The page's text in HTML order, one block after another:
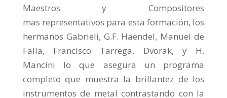
Maestros y Compositores
mas representativos para esta formación, los
hermanos Gabrieli, G.F. Haendel, Manuel de
Falla, Francisco Tarrega, Dvorak, y H.
Mancini lo que asegura un programa
completo que muestra la brillantez de los
instrumentos de metal contrastando con la